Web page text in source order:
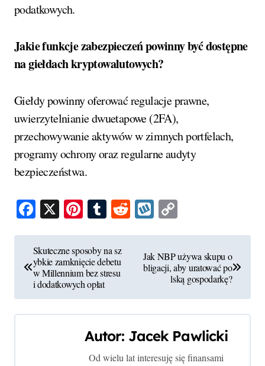
podatkowych.
Jakie funkcje zabezpieczeń powinny być dostępne
na giełdach kryptowalutowych?
Giełdy powinny oferować regulacje prawne,
uwierzytelnianie dwuetapowe (2FA),
przechowywanie aktywów w zimnych portfelach,
programy ochrony oraz regularne audyty
bezpieczeństwa.
Facebook
X Pinterest
Tumblr
RedditWykop
a
w
i
Skuteczne sposoby na sz
ybkie zamknięcie debetu
w Millennium bez stresu
i dodatkowych opłat
Jak NBP używa skupu o
bligacji, aby uratować po
lską gospodarkę?
Autor: Jacek Pawlicki
Od wielu lat interesuję się finansami